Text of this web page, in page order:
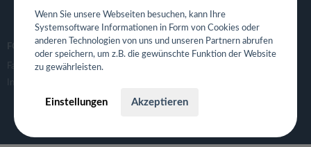
Eigene App für Restaurant
FOLGE UNS
Facebook
Instagram
Wenn Sie unsere Webseiten besuchen, kann Ihre
Systemsoftware Informationen in Form von Cookies oder
anderen Technologien von uns und unseren Partnern abrufen
oder speichern, um z.B. die gewünschte Funktion der Website
zu gewährleisten.
Einstellungen Akzeptieren